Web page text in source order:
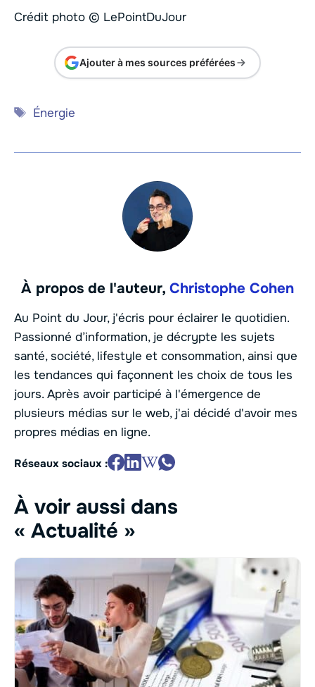
Crédit photo © LePointDuJour
Ajouter à mes sources préférées
Étiquettes
Énergie
À propos de l'auteur, Christophe Cohen
Au Point du Jour, j'écris pour éclairer le quotidien.
Passionné d’information, je décrypte les sujets
santé, société, lifestyle et consommation, ainsi que
les tendances qui façonnent les choix de tous les
jours. Après avoir participé à l'émergence de
plusieurs médias sur le web, j'ai décidé d'avoir mes
propres médias en ligne.
Réseaux sociaux :
À voir aussi dans
« Actualité »